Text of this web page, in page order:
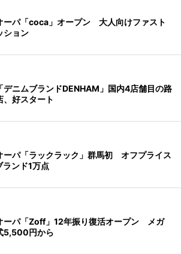
ーパ「coca」オープン 大人向けファスト
ション
デニムブランドDENHAM」国内4店舗目の路
、好スタート
ーパ「ラックラック」群馬初 オフプライス
ンド1万点
ーパ「Zoff」12年振り復活オープン メガ
5,500円から